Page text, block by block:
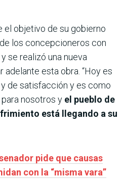
el objetivo de su gobierno
los concepcioneros con
se realizó una nueva
esta obra. “Hoy es
de satisfacción y es como
nosotros y el pueblo de
está llegando a su
pide que causas
con la “misma vara”